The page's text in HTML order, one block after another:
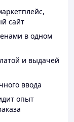
сайт
в одном
и выдачей
ввода
опыт